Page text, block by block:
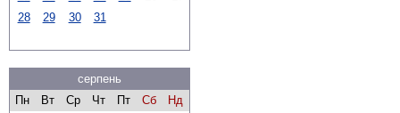
28
29 30 31
серпень
Пн
Вт Ср Чт Пт Сб
Нд